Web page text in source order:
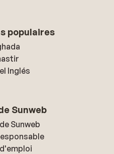
Tolo is een
wij op basis wat
maar dat is
Chairetísmata
populaires
Inglés
Sunweb
Sunweb